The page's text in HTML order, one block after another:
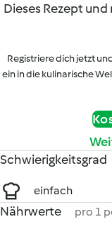
Dieses Rezept
Registriere dich jetzt
ein in die kulinarische
Schwierigkeitsgrad
einfach
Nährwerte pro 1